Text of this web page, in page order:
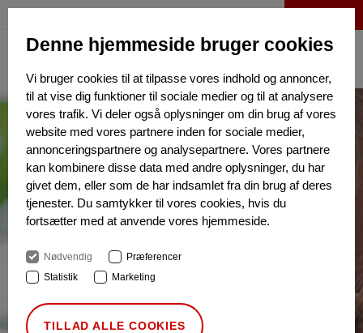
Denne hjemmeside bruger cookies
Vi bruger cookies til at tilpasse vores indhold og annoncer,
til at vise dig funktioner til sociale medier og til at analysere
vores trafik. Vi deler også oplysninger om din brug af vores
website med vores partnere inden for sociale medier,
annonceringspartnere og analysepartnere. Vores partnere
kan kombinere disse data med andre oplysninger, du har
givet dem, eller som de har indsamlet fra din brug af deres
tjenester. Du samtykker til vores cookies, hvis du
fortsætter med at anvende vores hjemmeside.
Nødvendig
Præferencer
Statistik
Marketing
TILLAD ALLE COOKIES